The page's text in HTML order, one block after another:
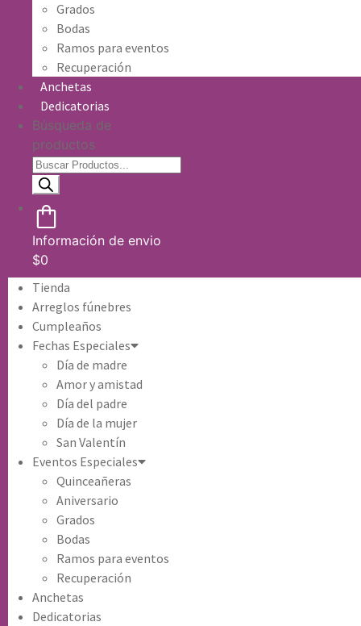
Grados
Bodas
Ramos para eventos
Recuperación
Anchetas
Dedicatorias
Búsqueda de
productos
Información de envio
$0
Tienda
Arreglos fúnebres
Cumpleaños
Fechas Especiales
Día de madre
Amor y amistad
Día del padre
Día de la mujer
San Valentín
Eventos Especiales
Quinceañeras
Aniversario
Grados
Bodas
Ramos para eventos
Recuperación
Anchetas
Dedicatorias